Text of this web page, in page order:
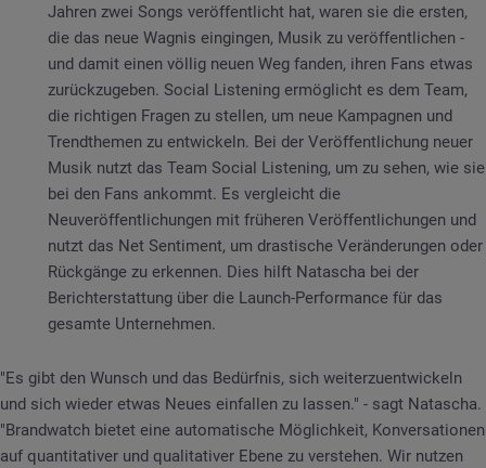
Jahren zwei Songs veröffentlicht hat, waren sie die ersten,
die das neue Wagnis eingingen, Musik zu veröffentlichen -
und damit einen völlig neuen Weg fanden, ihren Fans etwas
zurückzugeben. Social Listening ermöglicht es dem Team,
die richtigen Fragen zu stellen, um neue Kampagnen und
Trendthemen zu entwickeln. Bei der Veröffentlichung neuer
Musik nutzt das Team Social Listening, um zu sehen, wie sie
bei den Fans ankommt. Es vergleicht die
Neuveröffentlichungen mit früheren Veröffentlichungen und
nutzt das Net Sentiment, um drastische Veränderungen oder
Rückgänge zu erkennen. Dies hilft Natascha bei der
Berichterstattung über die Launch-Performance für das
gesamte Unternehmen.
"Es gibt den Wunsch und das Bedürfnis, sich weiterzuentwickeln
und sich wieder etwas Neues einfallen zu lassen." - sagt Natascha.
"Brandwatch bietet eine automatische Möglichkeit, Konversationen
auf quantitativer und qualitativer Ebene zu verstehen. Wir nutzen